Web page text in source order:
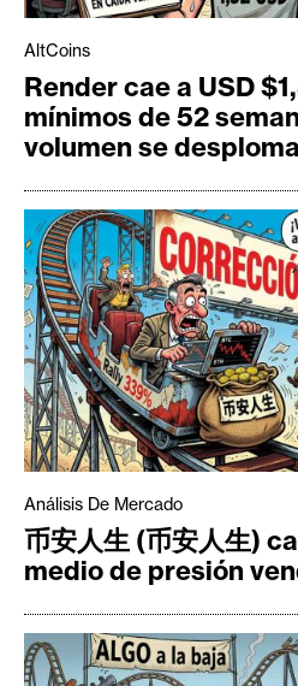
AltCoins
Render cae a USD
mínimos de 52
volumen se desploma
Análisis De Mercado
币安人生 (币安人生)
medio de presión